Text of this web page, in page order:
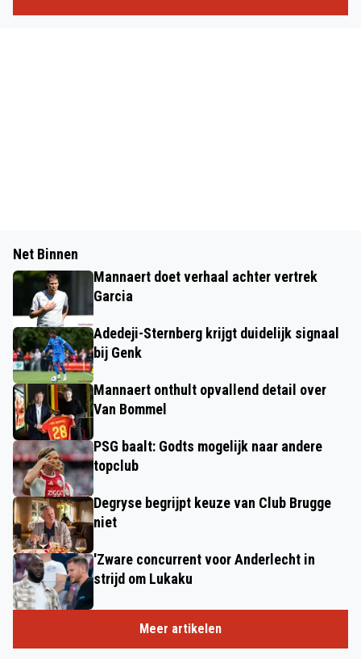
Net Binnen
Mannaert doet verhaal achter vertrek
Garcia
Adedeji-Sternberg krijgt duidelijk signaal
bij Genk
Mannaert onthult opvallend detail over
Van Bommel
PSG baalt: Godts mogelijk naar andere
topclub
Degryse begrijpt keuze van Club Brugge
niet
'Zware concurrent voor Anderlecht in
strijd om Lukaku
Meer artikelen